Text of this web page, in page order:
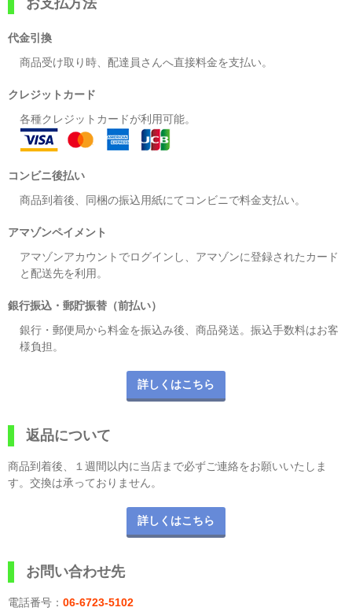
代金引換
商品受け取り時、配達員さんへ直接料金を支払い。
クレジットカード
各種クレジットカードが利用可能。
コンビニ後払い
商品到着後、同梱の振込用紙にてコンビニで料金支払い。
アマゾンペイメント
アマゾンアカウントでログインし、アマゾンに登録されたカード
と配送先を利用。
銀行振込・郵貯振替（前払い）
銀行・郵便局から料金を振込み後、商品発送。振込手数料はお客
様負担。
詳しくはこちら
返品について
商品到着後、１週間以内に当店まで必ずご連絡をお願いいたしま
す。交換は承っておりません。
詳しくはこちら
お問い合わせ先
電話番号： 06-6723-5102